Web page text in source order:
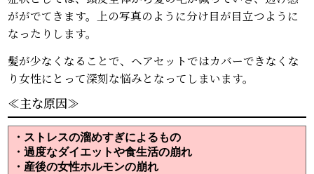
ががでてきます。上の写真のように分け目が目立つように
なったりします。
髪が少なくなることで、ヘアセットではカバーできなくな
り女性にとって深刻な悩みとなってしまいます。
≪主な原因≫
・ストレスの溜めすぎによるもの
・過度なダイエットや食生活の崩れ
・産後の女性ホルモンの崩れ